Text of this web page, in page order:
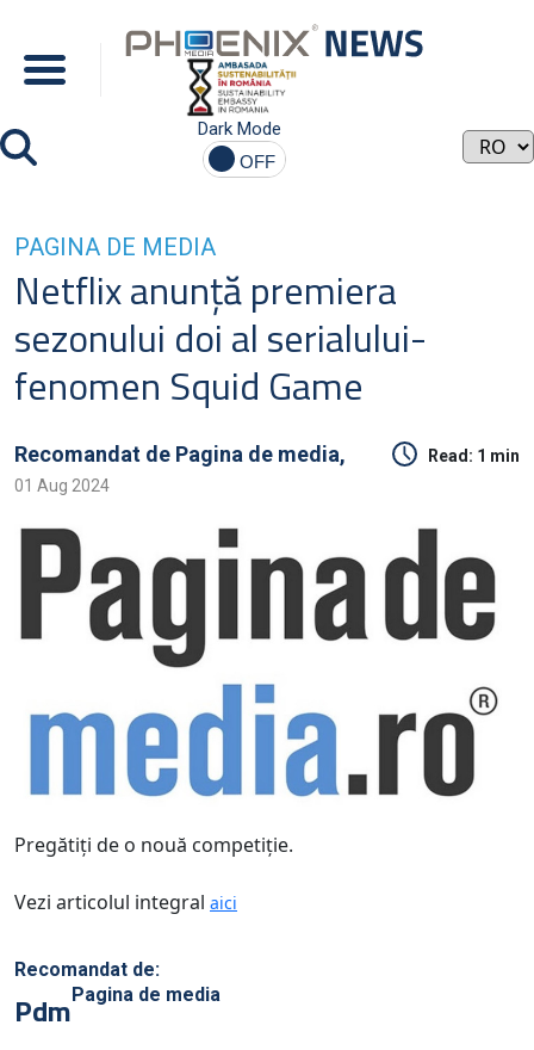
Dark Mode
PAGINA DE MEDIA
Netflix anunţă premiera
sezonului doi al serialului-
fenomen Squid Game
Recomandat de Pagina de media, Read: 1 min
01 Aug 2024
Pregătiţi de o nouă competiţie.
Vezi articolul integral aici
Recomandat de:
Pdm Pagina de media